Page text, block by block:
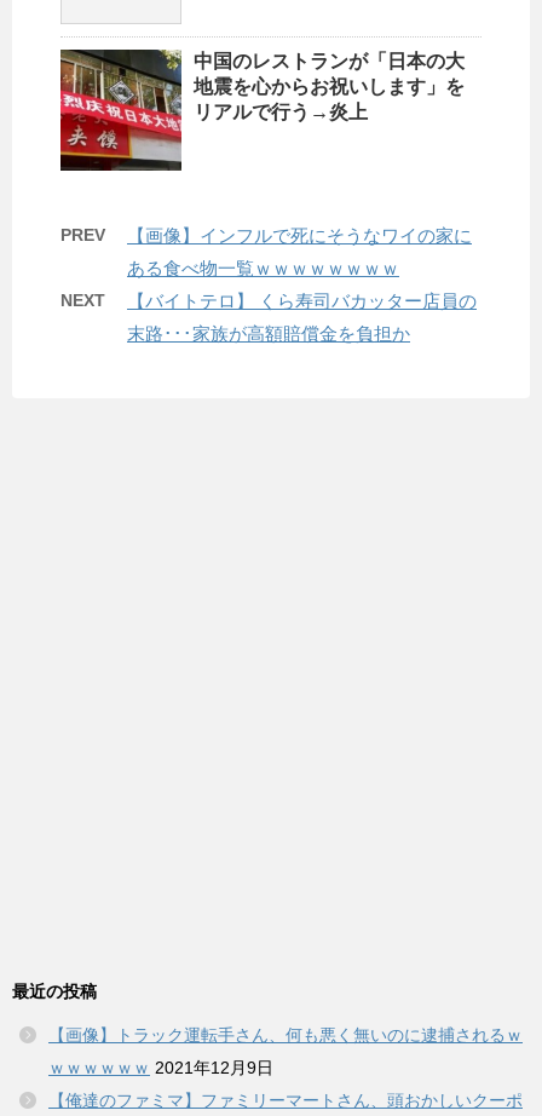
中国のレストランが「日本の大
地震を心からお祝いします」を
リアルで行う→炎上
PREV
【画像】インフルで死にそうなワイの家に
ある食べ物一覧ｗｗｗｗｗｗｗｗ
NEXT
【バイトテロ】 くら寿司バカッター店員の
末路･･･家族が高額賠償金を負担か
最近の投稿
【画像】トラック運転手さん、何も悪く無いのに逮捕されるｗ
ｗｗｗｗｗｗ 2021年12月9日
【俺達のファミマ】ファミリーマートさん、頭おかしいクーポ